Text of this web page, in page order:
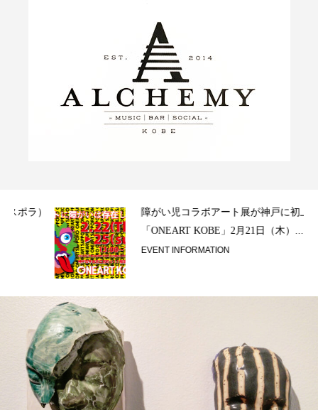
障がい児コラボアート展が神戸に初上陸！
「ONEART KOBE」2月21日（木）...
EVENT INFORMATION